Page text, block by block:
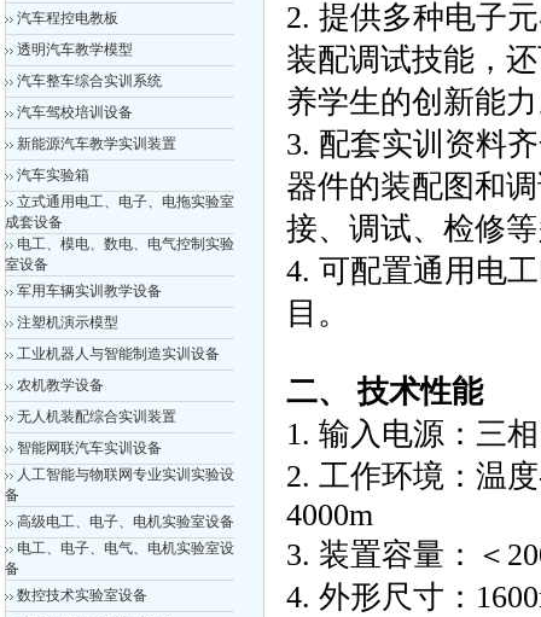
汽车程控电教板
透明汽车教学模型
汽车整车综合实训系统
汽车驾校培训设备
新能源汽车教学实训装置
汽车实验箱
立式通用电工、电子、电拖实验室
成套设备
电工、模电、数电、电气控制实验
室设备
军用车辆实训教学设备
注塑机演示模型
工业机器人与智能制造实训设备
农机教学设备
无人机装配综合实训装置
智能网联汽车实训设备
人工智能与物联网专业实训实验设
备
高级电工、电子、电机实验室设备
电工、电子、电气、电机实验室设
备
数控技术实验室设备
2. 提供多种电子
装配调试技能，
养学生的创新能
3. 配套实训资料
器件的装配图和
接、调试、检修
4. 可配置通用电
目。
二、 技术性能
1. 输入电源：三
2. 工作环境：温
4000m
3. 装置容量：＜
4. 外形尺寸：